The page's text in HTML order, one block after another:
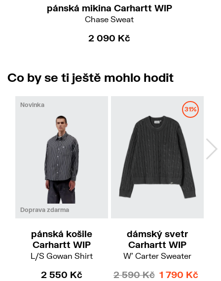
pánská mikina Carhartt WIP
Chase Sweat
2 090 Kč
Co by se ti ještě mohlo hodit
Doprava zdarma
Novinka
MLXL
pánská košile
Carhartt WIP
L/S Gowan Shirt
2 550 Kč
31%
dámský svetr
Carhartt WIP
W' Carter Sweater
2 590 Kč 1 790 Kč